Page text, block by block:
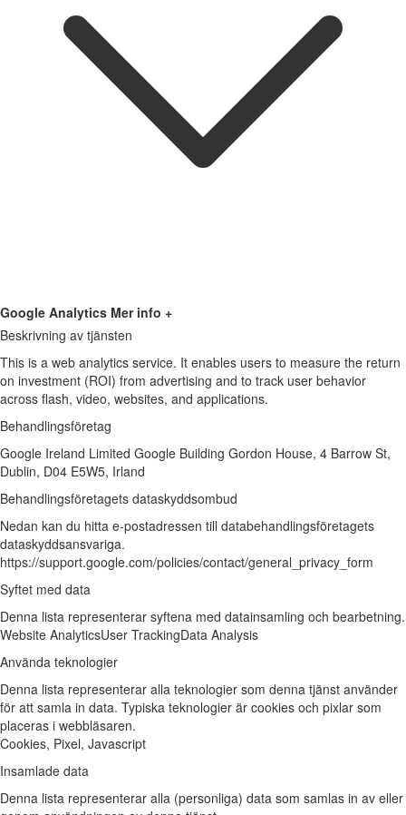
Google Analytics Mer info +
Beskrivning av tjänsten
This is a web analytics service. It enables users to measure the return
on investment (ROI) from advertising and to track user behavior
across flash, video, websites, and applications.
Behandlingsföretag
Google Ireland Limited Google Building Gordon House, 4 Barrow St,
Dublin, D04 E5W5, Irland
Behandlingsföretagets dataskyddsombud
Nedan kan du hitta e-postadressen till databehandlingsföretagets
dataskyddsansvariga.
https://support.google.com/policies/contact/general_privacy_form
Syftet med data
Denna lista representerar syftena med datainsamling och bearbetning.
Website AnalyticsUser TrackingData Analysis
Använda teknologier
Denna lista representerar alla teknologier som denna tjänst använder
för att samla in data. Typiska teknologier är cookies och pixlar som
placeras i webbläsaren.
Cookies, Pixel, Javascript
Insamlade data
Denna lista representerar alla (personliga) data som samlas in av eller